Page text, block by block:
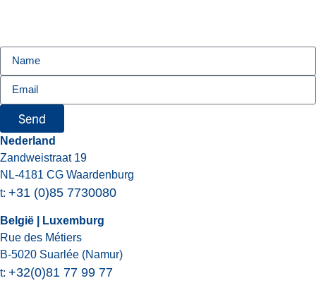
Send
Nederland
Zandweistraat 19
NL-4181 CG Waardenburg
t: +31 (0)85 7730080
België | Luxemburg
Rue des Métiers
B-5020 Suarlée (Namur)
t: +32(0)81 77 99 77